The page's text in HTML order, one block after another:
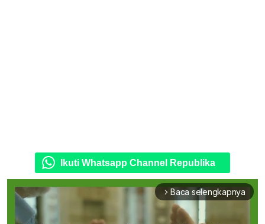
Ikuti Whatsapp Channel Republika
arrow_forward_ios Baca selengkapnya